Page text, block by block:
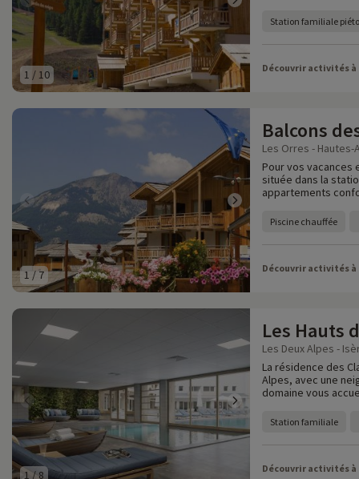
1 / 10
Station familiale
Découvrir activités
1 /7
Balcons
Les Orres - Hautes-
Pour vos vacances
située dans la
appartements
Piscine chauffée
Découvrir activités
1 / 8
Les Hauts
Les Deux Alpes -
La résidence des
Alpes, avec une
domaine vous
Station familiale
Découvrir activités